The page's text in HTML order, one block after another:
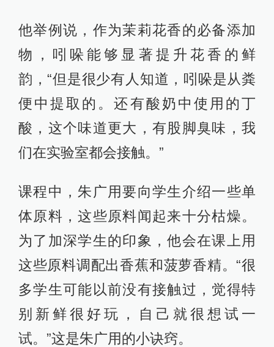
他举例说，作为茉莉花香的必备添加
物，吲哚能够显著提升花香的鲜
韵，“但是很少有人知道，吲哚是从粪
便中提取的。还有酸奶中使用的丁
酸，这个味道更大，有股脚臭味，我
们在实验室都会接触。”
课程中，朱广用要向学生介绍一些单
体原料，这些原料闻起来十分枯燥。
为了加深学生的印象，他会在课上用
这些原料调配出香蕉和菠萝香精。“很
多学生可能以前没有接触过，觉得特
别新鲜很好玩，自己就很想试一
试。”这是朱广用的小诀窍。